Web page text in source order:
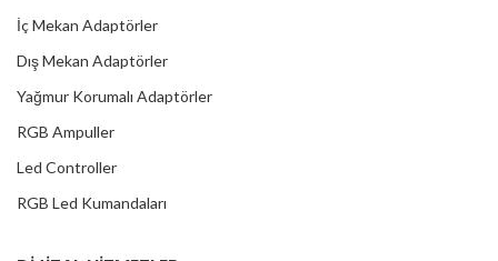
İç Mekan Adaptörler
Dış Mekan Adaptörler
Yağmur Korumalı Adaptörler
RGB Ampuller
Led Controller
RGB Led Kumandaları